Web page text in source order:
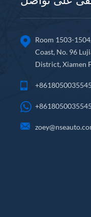
Room 1503-
Coast, No. 96
District, Xiamen
+8618050035545
+8618050035545